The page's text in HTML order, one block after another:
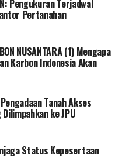
muka ini sangat
administrasi bisa
Saya berharap ke
agar semakin
bisa semakin
bisa mengurus
tanpa harus datang dan
(*)
Pengukuran Terjadwal
Pertanahan
NUSANTARA (1) Mengapa
Karbon Indonesia Akan
Tanah Akses
ke JPU
Status Kepesertaan